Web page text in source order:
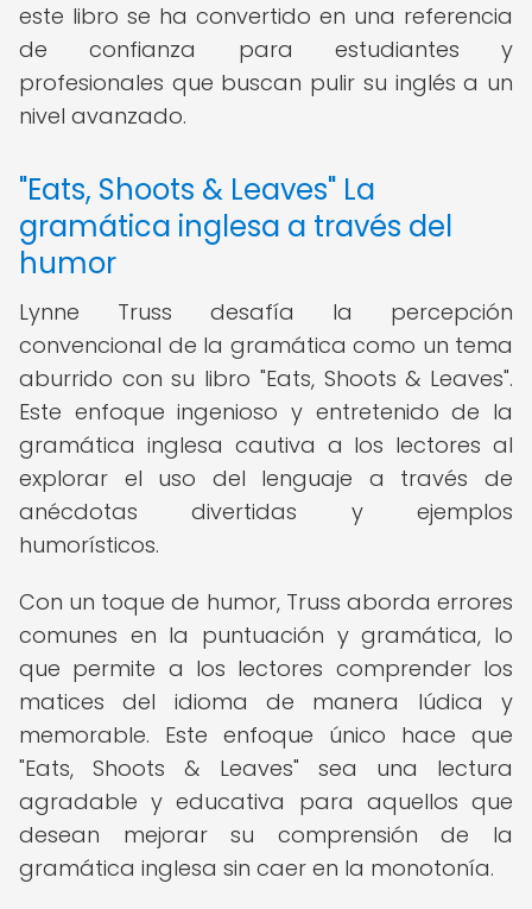
este libro se ha convertido en una referencia
de confianza para estudiantes y
profesionales que buscan pulir su inglés a un
nivel avanzado.
"Eats, Shoots & Leaves" La
gramática inglesa a través del
humor
Lynne Truss desafía la percepción
convencional de la gramática como un tema
aburrido con su libro "Eats, Shoots & Leaves".
Este enfoque ingenioso y entretenido de la
gramática inglesa cautiva a los lectores al
explorar el uso del lenguaje a través de
anécdotas divertidas y ejemplos
humorísticos.
Con un toque de humor, Truss aborda errores
comunes en la puntuación y gramática, lo
que permite a los lectores comprender los
matices del idioma de manera lúdica y
memorable. Este enfoque único hace que
"Eats, Shoots & Leaves" sea una lectura
agradable y educativa para aquellos que
desean mejorar su comprensión de la
gramática inglesa sin caer en la monotonía.